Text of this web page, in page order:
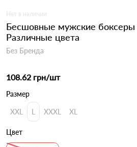
Нет в наличии
Бесшовные мужские боксеры
Различные цвета
Без Бренда
108.62 грн/шт
Размер
XXL L XXXL XL
Цвет